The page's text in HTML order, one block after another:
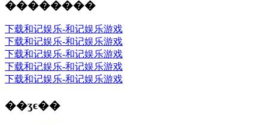
��������
下载和记娱乐-和记娱乐游戏
下载和记娱乐-和记娱乐游戏
下载和记娱乐-和记娱乐游戏
下载和记娱乐-和记娱乐游戏
下载和记娱乐-和记娱乐游戏
��ʒϵ��